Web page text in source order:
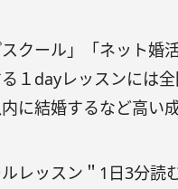
スクール」「ネット婚
１dayレッスンには
に結婚するなど高い
レッスン＂1日3分読